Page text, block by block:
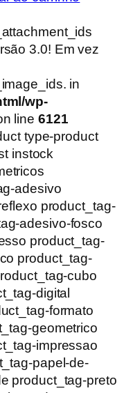
3.0! Em vez
in
wp-
line 6121
type-product
instock
adesivo
product_tag-
adesivo-fosco
product_tag-
product_tag-
cubo
digital
formato
geometrico
impressao
papel-de-
product_tag-preto